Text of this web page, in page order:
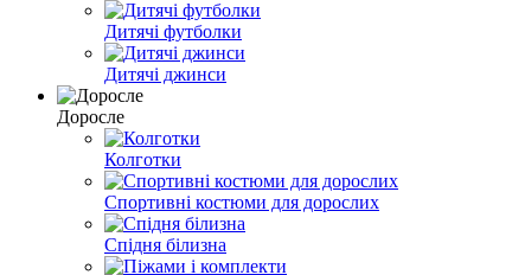
Дитячі футболки
Дитячі джинси
Доросле
Колготки
Спортивні костюми для дорослих
Спідня білизна